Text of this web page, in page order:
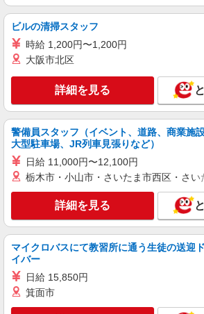
ビルの清掃スタッフ
時給 1,200円〜1,200円
大阪市北区
詳細を見る
警備員スタッフ（イベント、道路、商業施設
大型駐車場、JR列車見張りなど）
日給 11,000円〜12,100円
栃木市・小山市・さいたま市西区・さ
詳細を見る
マイクロバスにて教習所に通う生徒の送迎
イバー
日給 15,850円
箕面市